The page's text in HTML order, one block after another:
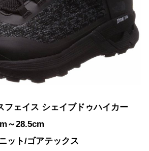
フェイス シェイブドゥハイカー
～28.5cm
ット/ゴアテックス